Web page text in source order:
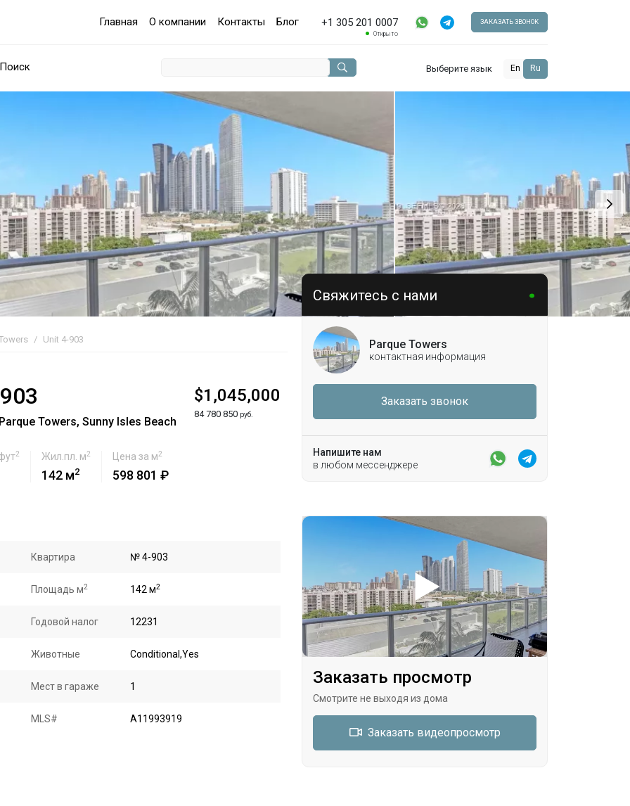
Главная О компании Контакты Блог +1 305 201 0007
Открыто
ЗАКАЗАТЬ ЗВОНОК
Поиск Выберите язык En Ru
Unit 4-903
Towers, Sunny Isles Beach
$1,045,000
84 780 850 руб.
2 Жил.пл. м2
142 м2
Цена за м2
598 801 ₽
Квартира № 4-903
Площадь м2 142 м2
Годовой налог 12231
Животные Conditional,Yes
Мест в гараже 1
MLS# A11993919
Свяжитесь с нами
Parque Towers
контактная информация
Заказать звонок
Напишите нам
в любом мессенджере
Заказать просмотр
Смотрите не выходя из дома
Заказать видеопросмотр